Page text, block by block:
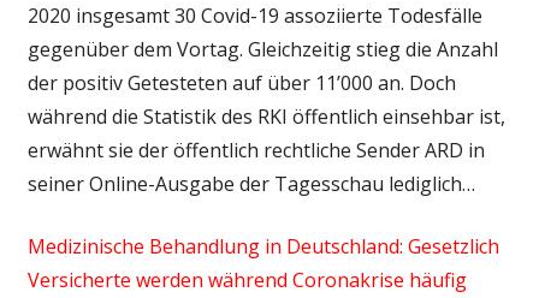
2020 insgesamt 30 Covid-19 assoziierte Todesfälle
gegenüber dem Vortag. Gleichzeitig stieg die Anzahl
der positiv Getesteten auf über 11’000 an. Doch
während die Statistik des RKI öffentlich einsehbar ist,
erwähnt sie der öffentlich rechtliche Sender ARD in
seiner Online-Ausgabe der Tagesschau lediglich…
Medizinische Behandlung in Deutschland: Gesetzlich
Versicherte werden während Coronakrise häufig